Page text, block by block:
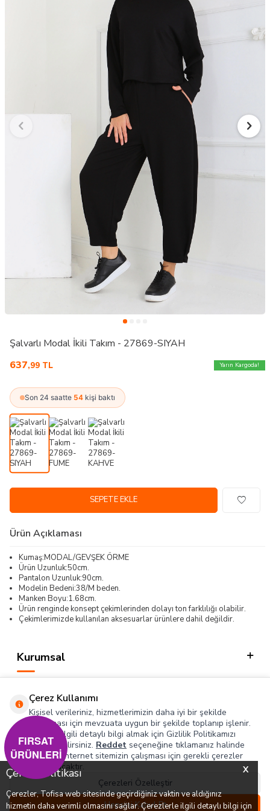
X
Çerez Politikası
Çerezler, Tofisa web sitesinde geçirdiğiniz vaktin ve aldığınız
hizmetin daha verimli olmasını sağlar. Çerezlerle ilgili detaylı bilgi için
0
Şalvarlı Modal İkili Takım - 27869-SIYAH
637,99 TL Yarın Kargoda!
Son 24 saatte 54 kişi baktı
SEPETE EKLE
Ürün Açıklaması
Kumaş:MODAL/GEVŞEK ÖRME
Ürün Uzunluk:50cm.
Pantalon Uzunluk:90cm.
Modelin Bedeni:38/M beden.
Manken Boyu:1.68cm.
Ürün renginde konsept çekimlerinden dolayı ton farklılığı olabilir.
Çekimlerimizde kullanılan aksesuarlar ürünlere dahil değildir.
Kurumsal
Hızlı Erişim
Sosyal
Adres & İletişim
Çerez Kullanımı
Kişisel verileriniz, hizmetlerimizin daha iyi bir şekilde
sunulması için mevzuata uygun bir şekilde toplanıp işlenir.
Konuyla ilgili detaylı bilgi almak için Gizlilik Politikamızı
inceleyebilirsiniz. Reddet seçeneğine tıklamanız halinde
yalnızca internet sitemizin çalışması için gerekli çerezler
kullanılacaktır.
Çerezleri Özelleştir
Hepsini Kabul Et
FIRSAT
ÜRÜNLERİ